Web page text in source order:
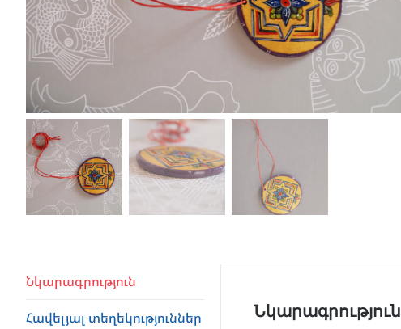
Նկարագրություն
Հավելյալ տեղեկություններ Նկարագրություն